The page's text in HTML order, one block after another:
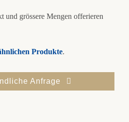
und grössere Mengen offerieren
Produkte.
Anfrage